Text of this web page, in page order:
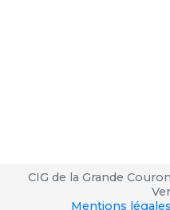
CIG de la Grande
Mentions légales